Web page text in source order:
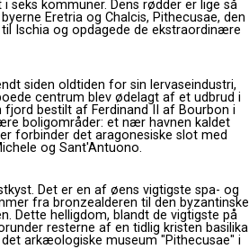
seks kommuner. Dens rødder er lige så
Eretria og Chalcis, Pithecusae, den
Ischia og opdagede de ekstraordinære
siden oldtiden for sin lervaseindustri,
centrum blev ødelagt af et udbrud i
bestilt af Ferdinand II af Bourbon i
boligområder: et nær havnen kaldet
forbinder det aragonesiske slot med
og Sant'Antuono.
Det er en af ​​øens vigtigste spa- og
fra bronzealderen til den byzantinske
Dette helligdom, blandt de vigtigste på
resterne af en tidlig kristen basilika
arkæologiske museum "Pithecusae" i